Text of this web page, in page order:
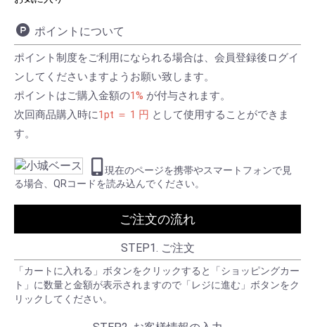
ポイントについて
ポイント制度をご利用になられる場合は、会員登録後ログイ
ンしてくださいますようお願い致します。
ポイントはご購入金額の1% が付与されます。
次回商品購入時に1pt ＝ 1 円 として使用することができま
す。
現在のページを携帯やスマートフォンで見
る場合、QRコードを読み込んでください。
ご注文の流れ
STEP1. ご注文
「カートに入れる」ボタンをクリックすると「ショッピングカー
ト」に数量と金額が表示されますので「レジに進む」ボタンをク
リックしてください。